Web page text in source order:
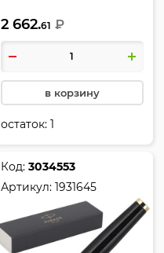
круглый, цвет чернил
синий, IM Essential Muted
Black CT, IM, Parker,
2 662.61 ₽
в корзину
остаток:1
Код:3034553
Артикул:1931645